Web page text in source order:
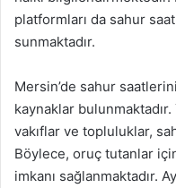
platformları da sahur
sunmaktadır.
Mersin’de sahur
kaynaklar
vakıflar ve topluluklar,
Böylece, oruç tutanlar
imkanı sağlanmaktadır.